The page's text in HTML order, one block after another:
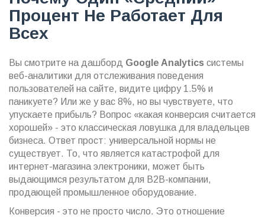
Процент Не Работает Для
Всех
Вы смотрите на дашборд Google Analytics системы
веб-аналитики для отслеживания поведения
пользователей на сайте, видите цифру 1.5% и
паникуете? Или же у вас 8%, но вы чувствуете, что
упускаете прибыль? Вопрос «какая конверсия считается
хорошей» - это классическая ловушка для владельцев
бизнеса. Ответ прост: универсальной нормы не
существует. То, что является катастрофой для
интернет-магазина электроники, может быть
выдающимся результатом для B2B-компании,
продающей промышленное оборудование.
Конверсия - это не просто число. Это отношение